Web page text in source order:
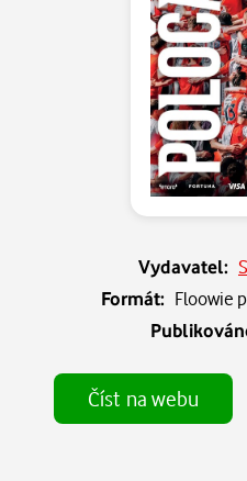
Vydavatel:
Formát: Floowie
Číst na webu